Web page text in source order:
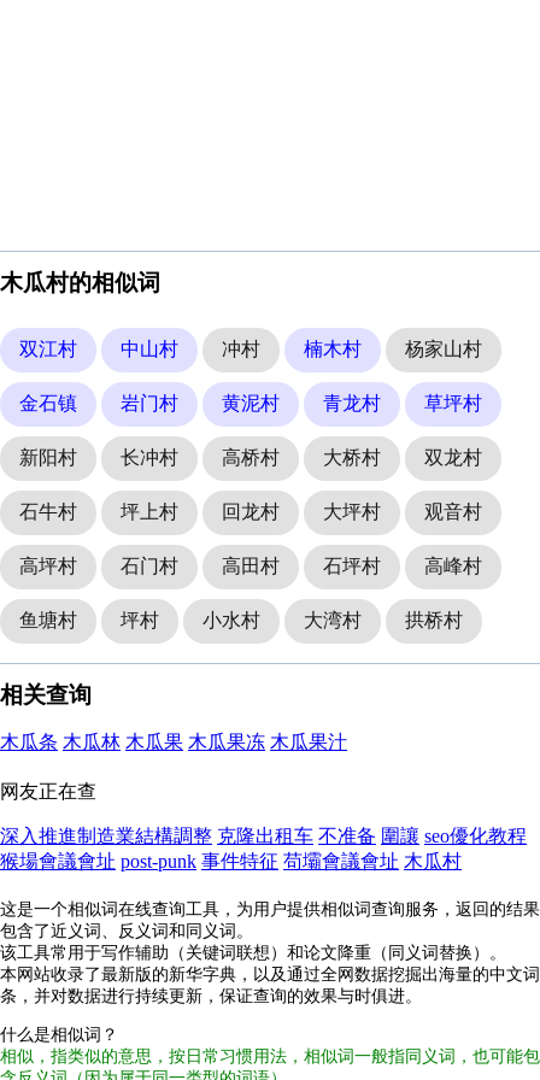
木瓜村的相似词
双江村 中山村 冲村 楠木村 杨家山村
金石镇 岩门村 黄泥村 青龙村 草坪村
新阳村 长冲村 高桥村 大桥村 双龙村
石牛村 坪上村 回龙村 大坪村 观音村
高坪村 石门村 高田村 石坪村 高峰村
鱼塘村 坪村 小水村 大湾村 拱桥村
相关查询
木瓜条 木瓜林 木瓜果 木瓜果冻 木瓜果汁
网友正在查
深入推進制造業結構調整 克隆出租车 不准备 圍讓 seo優化教程
猴場會議會址 post-punk 事件特征 苟壩會議會址 木瓜村
这是一个相似词在线查询工具，为用户提供相似词查询服务，返回的结果
包含了近义词、反义词和同义词。
该工具常用于写作辅助（关键词联想）和论文降重（同义词替换）。
本网站收录了最新版的新华字典，以及通过全网数据挖掘出海量的中文词
条，并对数据进行持续更新，保证查询的效果与时俱进。
什么是相似词？
相似，指类似的意思，按日常习惯用法，相似词一般指同义词，也可能包